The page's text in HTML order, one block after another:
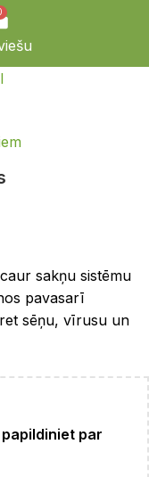
sakņu sistēmu
pavasarī
sēņu, vīrusu un
par